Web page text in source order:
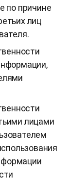
по причине
лиц
лицами